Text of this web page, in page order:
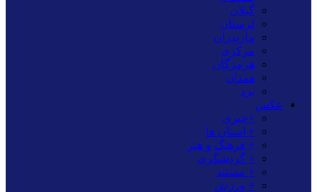
گیلان
لرستان
مازندران
مرکزی
هرمزگان
همدان
یزد
عکس
+خبری
+ استان ها
+ فرهنگ و هنر
+ گردشگری
+ مستند
+ ورزش